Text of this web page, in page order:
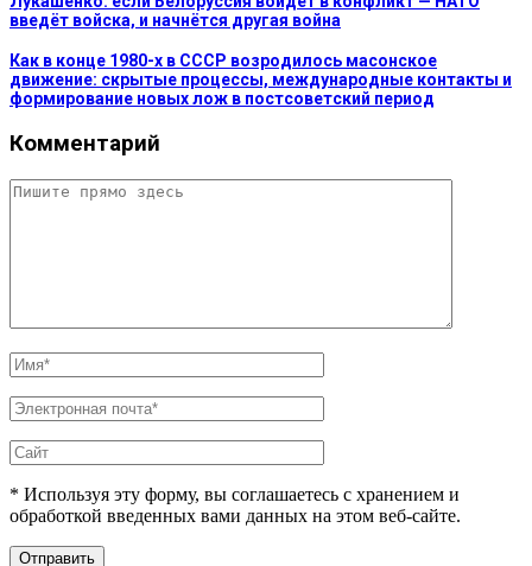
введёт войска, и начнётся другая война
Как в конце 1980-х в СССР возродилось масонское
движение: скрытые процессы, международные контакты и
формирование новых лож в постсоветский период
Комментарий
* Используя эту форму, вы соглашаетесь с хранением и
обработкой введенных вами данных на этом веб-сайте.